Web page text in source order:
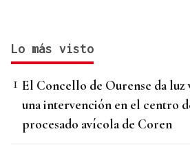
Lo más visto
El Concello de Ourense da luz
una intervención en el centro
procesado avícola de Coren